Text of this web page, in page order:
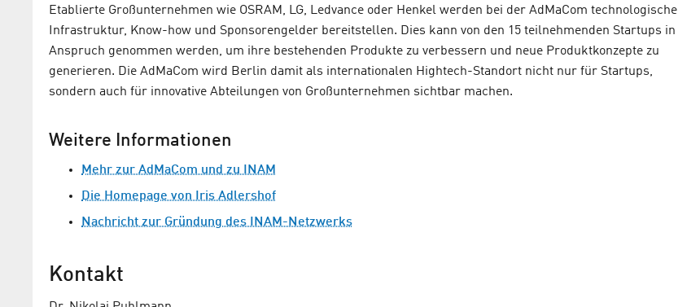
Etablierte Großunternehmen wie OSRAM, LG, Ledvance oder Henkel werden bei der AdMaCom technologische
Infrastruktur, Know-how und Sponsorengelder bereitstellen. Dies kann von den 15 teilnehmenden Startups in
Anspruch genommen werden, um ihre bestehenden Produkte zu verbessern und neue Produktkonzepte zu
generieren. Die AdMaCom wird Berlin damit als internationalen Hightech-Standort nicht nur für Startups,
sondern auch für innovative Abteilungen von Großunternehmen sichtbar machen.
Weitere Informationen
Mehr zur AdMaCom und zu INAM
Die Homepage von Iris Adlershof
Nachricht zur Gründung des INAM-Netzwerks
Kontakt